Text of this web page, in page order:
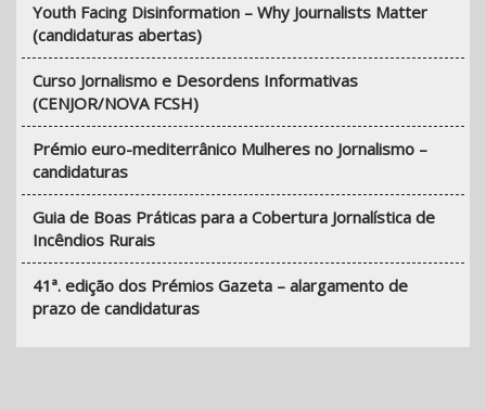
Youth Facing Disinformation – Why Journalists Matter
(candidaturas abertas)
Curso Jornalismo e Desordens Informativas
(CENJOR/NOVA FCSH)
Prémio euro-mediterrânico Mulheres no Jornalismo –
candidaturas
Guia de Boas Práticas para a Cobertura Jornalística de
Incêndios Rurais
41ª. edição dos Prémios Gazeta – alargamento de
prazo de candidaturas